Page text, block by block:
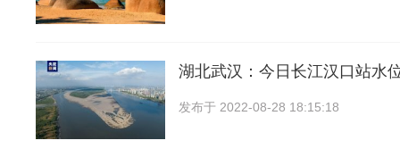
湖北武汉：今日长江汉口站水
发布于 2022-08-28 18:15:18